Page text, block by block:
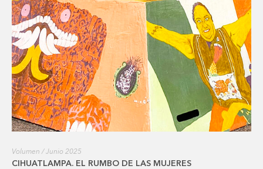
Volumen / Junio 2025
CIHUATLAMPA. EL RUMBO DE LAS MUJERES